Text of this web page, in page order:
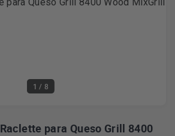
1 / 8
para Queso Grill 8400